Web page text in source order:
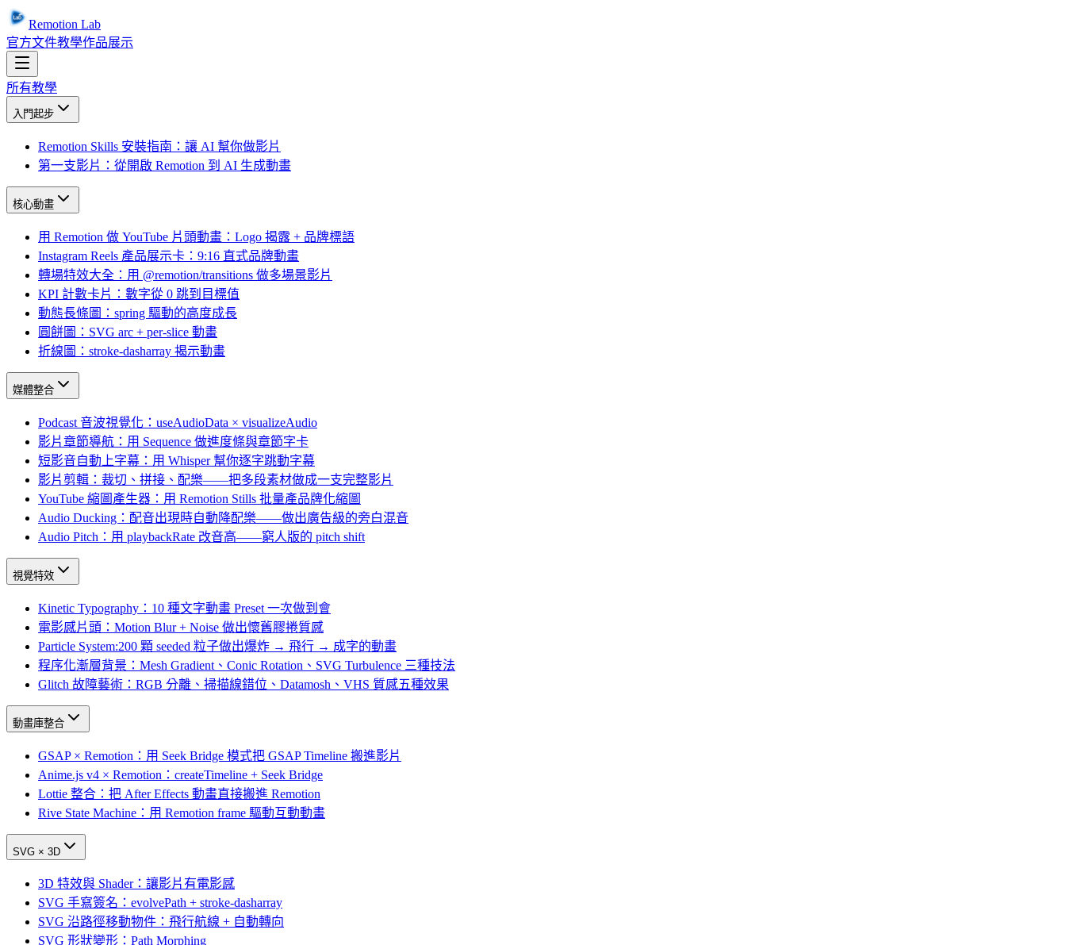
Remotion Lab
官方文件教學作品展示
所有教學
入門起步
Remotion Skills 安裝指南：讓 AI 幫你做影片
第一支影片：從開啟 Remotion 到 AI 生成動畫
核心動畫
用 Remotion 做 YouTube 片頭動畫：Logo 揭露 + 品牌標語
Instagram Reels 產品展示卡：9:16 直式品牌動畫
轉場特效大全：用 @remotion/transitions 做多場景影片
KPI 計數卡片：數字從 0 跳到目標值
動態長條圖：spring 驅動的高度成長
圓餅圖：SVG arc + per-slice 動畫
折線圖：stroke-dasharray 揭示動畫
媒體整合
Podcast 音波視覺化：useAudioData × visualizeAudio
影片章節導航：用 Sequence 做進度條與章節字卡
短影音自動上字幕：用 Whisper 幫你逐字跳動字幕
影片剪輯：裁切、拼接、配樂——把多段素材做成一支完整影片
YouTube 縮圖產生器：用 Remotion Stills 批量產品牌化縮圖
Audio Ducking：配音出現時自動降配樂——做出廣告級的旁白混音
Audio Pitch：用 playbackRate 改音高——窮人版的 pitch shift
視覺特效
Kinetic Typography：10 種文字動畫 Preset 一次做到會
電影感片頭：Motion Blur + Noise 做出懷舊膠捲質感
Particle System:200 顆 seeded 粒子做出爆炸 → 飛行 → 成字的動畫
程序化漸層背景：Mesh Gradient、Conic Rotation、SVG Turbulence 三種技法
Glitch 故障藝術：RGB 分離、掃描線錯位、Datamosh、VHS 質感五種效果
動畫庫整合
GSAP × Remotion：用 Seek Bridge 模式把 GSAP Timeline 搬進影片
Anime.js v4 × Remotion：createTimeline + Seek Bridge
Lottie 整合：把 After Effects 動畫直接搬進 Remotion
Rive State Machine：用 Remotion frame 驅動互動動畫
SVG × 3D
3D 特效與 Shader：讓影片有電影感
SVG 手寫簽名：evolvePath + stroke-dasharray
SVG 沿路徑移動物件：飛行航線 + 自動轉向
SVG 形狀變形：Path Morphing